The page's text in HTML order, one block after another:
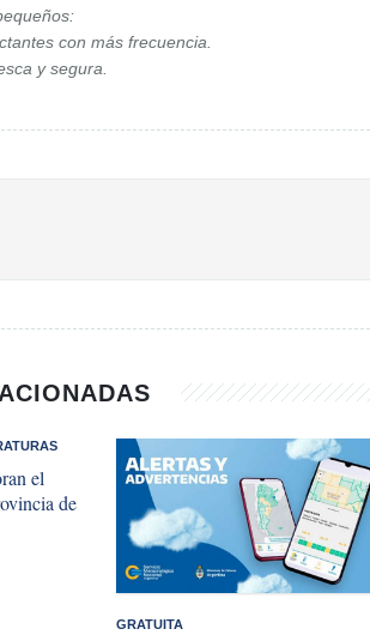
con más frecuencia.
y segura.
el
de
GRATUITA